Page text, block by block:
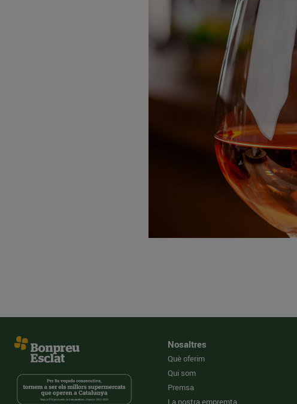
Nosaltres
Què oferim
Qui som
Premsa
La nostra empremta